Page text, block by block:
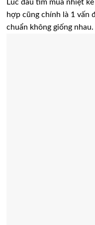
Lúc đầu tìm mua nhiệt
hợp cũng chính là 1 vấn
chuẩn không giống nhau.